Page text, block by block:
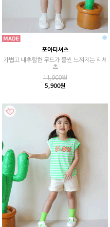
포아티셔츠
가볍고 내츄럴한 무드가 물씬 느껴지는 티셔
츠
11,900원
5,900원